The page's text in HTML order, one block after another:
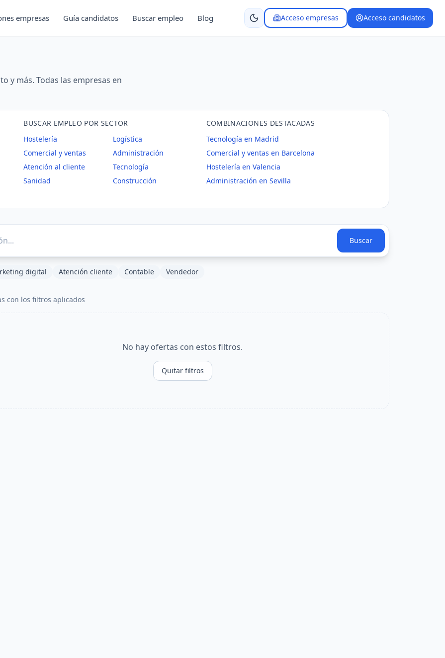
empresas Guía candidatos Buscar empleo Blog Acceso empresas Acceso candidatos
y más. Todas las empresas en
BUSCAR EMPLEO POR SECTOR
Hostelería
Logística
Comercial y ventas
Administración
Atención al cliente
Tecnología
Sanidad
Construcción
COMBINACIONES DESTACADAS
Tecnología en Madrid
Comercial y ventas en Barcelona
Hostelería en Valencia
Administración en Sevilla
Buscar
digital Atención cliente Contable Vendedor
s con los filtros aplicados
No hay ofertas con estos filtros.
Quitar filtros